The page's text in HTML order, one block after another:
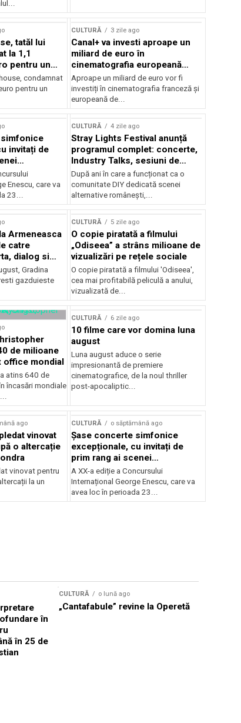
tatăl lui
la 1,1
pentru un
condamnat
pentru un
CULTURĂ 3 zile ago
Canal+ va investi aproape un
miliard de euro în
cinematografia europeană
până în 2032
Aproape un miliard de euro vor fi
investiți în cinematografia franceză și
europeană de...
invitați de
ansambluri
de
2026
Enescu, care va
23...
CULTURĂ 4 zile ago
Stray Lights Festival anunță
programul complet: concerte,
Industry Talks, sesiuni de
audiție și noi opțiuni de
participare pentru public
După ani în care a funcționat ca o
comunitate DIY dedicată scenei
alternative românești,...
Armeneasca
catre
dialog si
31 iulie si 2
Botanica din
Gradina
gazduieste
CULTURĂ 5 zile ago
O copie piratată a filmului
„Odiseea” a strâns milioane de
vizualizări pe rețele sociale
O copie piratată a filmului 'Odiseea',
cea mai profitabilă peliculă a anului,
vizualizată de...
de milioane
office mondial
atins 640 de
încasări mondiale
CULTURĂ 6 zile ago
10 filme care vor domina luna
august
Luna august aduce o serie
impresionantă de premiere
cinematografice, de la noul thriller
post-apocaliptic...
ago
vinovat
o altercație
vinovat pentru
la un
CULTURĂ o săptămână ago
Șase concerte simfonice
excepționale, cu invitați de
prim rang ai scenei
internaționale și ansambluri
orchestrale românești de
prestigiu, în programul
Concursului Enescu 2026
A XX-a ediție a Concursului
Internațional George Enescu, care va
avea loc în perioada 23...
în
în 25 de
CULTURĂ o lună ago
„Cantafabule” revine la Operetă